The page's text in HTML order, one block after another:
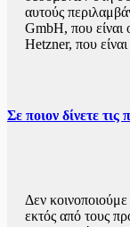
αυτούς
GmbH, που είναι
Hetzner, που
Σε ποιον δίνετε
Δεν
εκτός από τους